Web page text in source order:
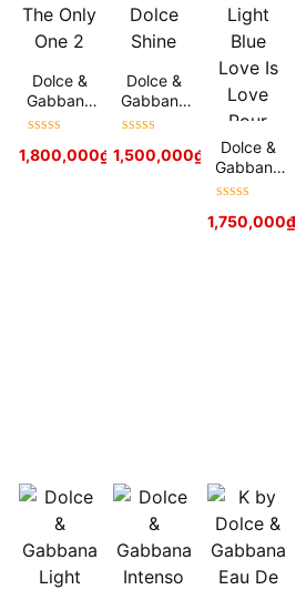
Dolce &
Gabbana
The Only
hạng5sao
1,800,000₫ –3,900,000
Dolce &
Gabbana
Dolce
hạng5sao
1,500,000₫ 1,780,000
Dolce &
Gabbana
Light Blue
Love Pour
hạng5sao
1,750,000₫